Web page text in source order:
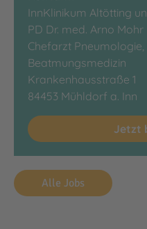
InnKlinikum Altötting
PD Dr. med. Arno Mohr
Chefarzt
Beatmungsmedizin
Krankenhausstraße 1
84453 Mühldorf a. Inn
Jetzt
Alle Jobs